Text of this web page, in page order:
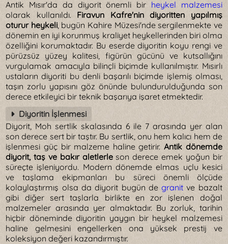
Antik Mısır'da da diyorit önemli bir heykel malzemesi
olarak kullanıldı. Firavun Kafre'nin diyoritten yapılmış
oturur heykeli, bugün Kahire Müzesi'nde sergilenmekte ve
dönemin en iyi korunmuş kraliyet heykellerinden biri olma
özelliğini korumaktadır. Bu eserde diyoritin koyu rengi ve
pürüzsüz yüzey kalitesi, figürün gücünü ve kutsallığını
vurgulamak amacıyla bilinçli biçimde kullanılmıştır. Mısırlı
ustaların diyoriti bu denli başarılı biçimde işlemiş olması,
taşın zorlu yapısını göz önünde bulundurulduğunda son
derece etkileyici bir teknik başarıya işaret etmektedir.
Diyoritin İşlenmesi
Diyorit, Moh sertlik skalasında 6 ile 7 arasında yer alan
son derece sert bir taştır. Bu sertlik, onu hem kalıcı hem de
işlenmesi güç bir malzeme haline getirir.Antik dönemde
diyorit, taş ve bakır aletlerleson derece emek yoğun bir
süreçte işleniyordu. Modern dönemde elmas uçlu kesici
ve taşlama ekipmanları bu süreci önemli ölçüde
kolaylaştırmış olsa da diyorit bugün degranit ve bazalt
gibi diğer sert taşlarla birlikte en zor işlenen doğal
malzemeler arasında yer almaktadır. Bu zorluk, tarihin
hiçbir döneminde diyoritin yaygın bir heykel malzemesi
haline gelmesini engellerken ona yüksek prestij ve
koleksiyon değeri kazandırmıştır.